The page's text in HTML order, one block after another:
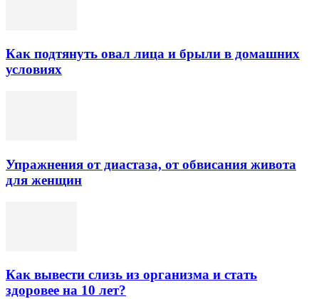
Как подтянуть овал лица и брыли в домашних
условиях
Упражнения от диастаза, от обвисания живота
для женщин
Как вывести слизь из организма и стать
здоровее на 10 лет?